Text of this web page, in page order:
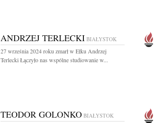
ANDRZEJ TERLECKI BIAŁYSTOK
27 września 2024 roku zmarł w Ełku Andrzej
Terlecki Łączyło nas wspólne studiowanie w...
TEODOR GOLONKO BIAŁYSTOK